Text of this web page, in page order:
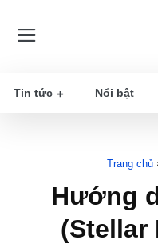
Tin tức Nổi bật
Trang chủ
Hướng
(Stellar